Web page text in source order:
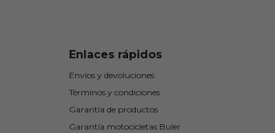
Enlaces rápidos
Envíos y devoluciones
Términos y condiciones
Garantía de productos
Garantía motocicletas Buler